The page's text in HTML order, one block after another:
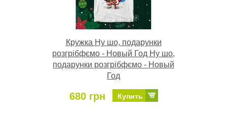
Кружка Ну шо, подарунки
розгрібфємо - Новый Год Ну шо,
подарунки розгрібфємо - Новый
Год
680 грн Купить